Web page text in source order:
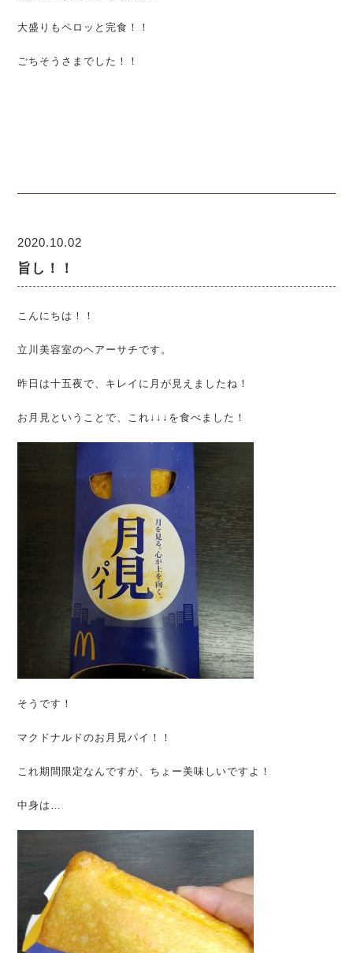
大盛りもペロッと完食！！
ごちそうさまでした！！
2020.10.02
旨し！！
こんにちは！！
立川美容室のヘアーサチです。
昨日は十五夜で、キレイに月が見えましたね！
お月見ということで、これ↓↓↓を食べました！
そうです！
マクドナルドのお月見パイ！！
これ期間限定なんですが、ちょー美味しいですよ！
中身は…